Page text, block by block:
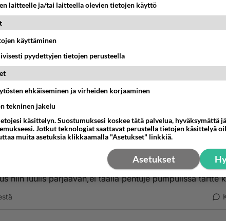
kirjoitti:
olevinaan jotenkin hauska, kun päätit noin typerän kommentin
lukea koko teksi ja tietääkseni lasun tekemiseen pitää
satuilemaan
02-28 03:41:47
vastaavia yh mutseja ole vaikka miten paljon,pärjää jos
yksityiselämään kuormittamalla
niin luulis pärjäävän,ei täällä pentuje pumpulissa tartte
laitteelle ja/tai laitteella olevien tietojen käyttö
käyttäminen
pyydettyjen tietojen perusteella
ehkäiseminen ja virheiden korjaaminen
tekninen jakelu
käsittelyn. Suostumuksesi koskee tätä palvelua, hyväksymättä
Jotkut teknologiat saattavat perustella tietojen käsittelyä
muita asetuksia klikkaamalla "Asetukset" linkkiä.
Asetukset